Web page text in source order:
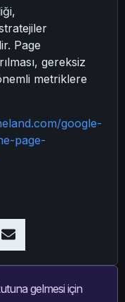
Page
gereksiz
metriklere
google-
page-
gelmesi için